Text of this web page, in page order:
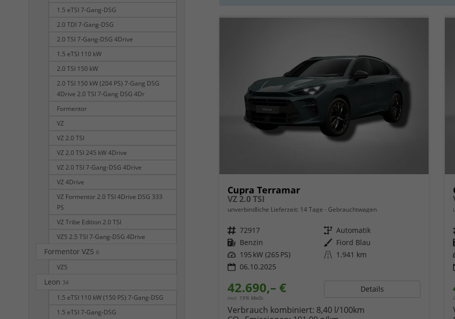
Cupra Terramar
VZ 2.0 TSI
unverbindliche Lieferzeit: 14 Tage Gebrauchtwagen
Fahrzeugnr. 72917 Getriebe Automatik
Kraftstoff Benzin Außenfarbe Fiord Blau
Leistung 195 kW (265 PS) Kilometerstand 1.941 km
06.10.2025
42.690,– €
incl. 19% MwSt.
Details
Verbrauch kombiniert: 8,40 l/100km
1.5 eTSI 7-Gang-DSG
2.0 TDI 7-Gang-DSG
2.0 TSI 7-Gang-DSG 4Drive
1.5 eTSI 110 kW
2.0 TSI 150 kW
2.0 TSI 150 kW (204 PS) 7-Gang DSG
4Drive 2.0 TSI 7-Gang DSG 4Dr
Formentor
VZ
VZ 2.0 TSI
VZ 2.0 TSI 245 kW 4Drive
VZ 2.0 TSI 7-Gang-DSG 4Drive
VZ 4Drive
VZ Formentor 2.0 TSI 4Drive DSG 333
PS
VZ Tribe Edition 2.0 TSI
VZ5 2.5 TSI 7-Gang-DSG 4Drive
Formentor VZ5 6
VZ5
Leon 34
1.5 eTSI 110 kW (150 PS) 7-Gang-DSG
1.5 eTSI 7-Gang-DSG